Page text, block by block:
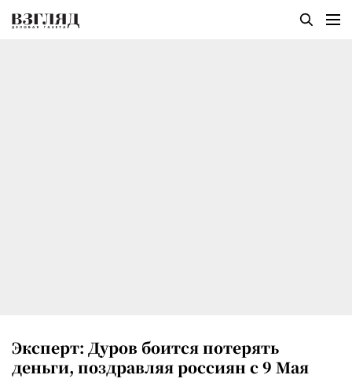
Эксперт: Дуров боится потерять
деньги, поздравляя россиян с 9 Мая